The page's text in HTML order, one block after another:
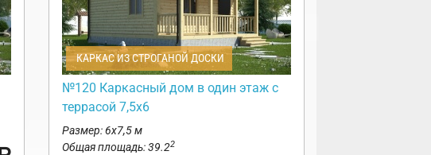
КАРКАС ИЗ СТРОГАНОЙ ДОСКИ
№120 Каркасный дом в один этаж с
террасой 7,5х6
Размер: 6х7,5 м
Общая площадь: 39.22